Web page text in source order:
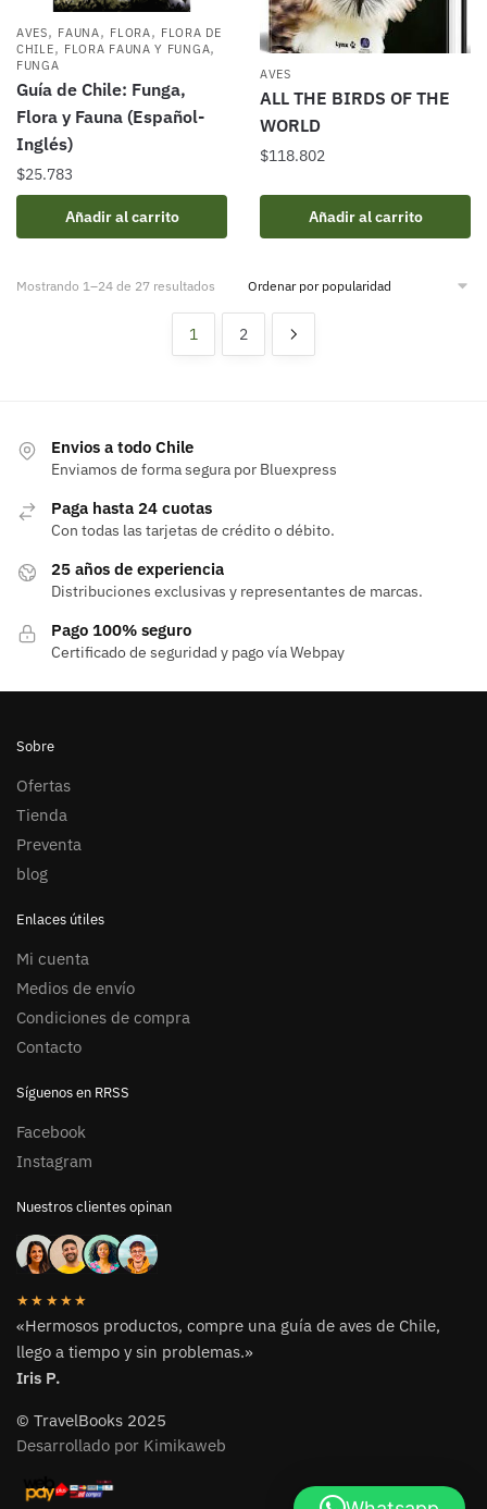
AVES, FAUNA, FLORA, FLORA DE
CHILE, FLORA FAUNA Y FUNGA,
FUNGA
Guía de Chile: Funga,
Flora y Fauna (Español-
Inglés)
$25.783
Añadir al carrito
AVES
ALL THE BIRDS OF THE
WORLD
$118.802
Añadir al carrito
Mostrando 1–24 de 27 resultados Ordenado
1 2
Envios a todo Chile
Enviamos de forma segura por Bluexpress
Paga hasta 24 cuotas
Con todas las tarjetas de crédito o débito.
25 años de experiencia
Distribuciones exclusivas y representantes de marcas.
Pago 100% seguro
Certificado de seguridad y pago vía Webpay
Sobre
Ofertas
Tienda
Preventa
blog
Enlaces útiles
Mi cuenta
Medios de envío
Condiciones de compra
Contacto
Síguenos en RRSS
Facebook
Instagram
Nuestros clientes opinan
★★★★★
«Hermosos productos, compre una guía de aves de Chile,
llego a tiempo y sin problemas.»
Iris P.
© TravelBooks 2025
Desarrollado por Kimikaweb